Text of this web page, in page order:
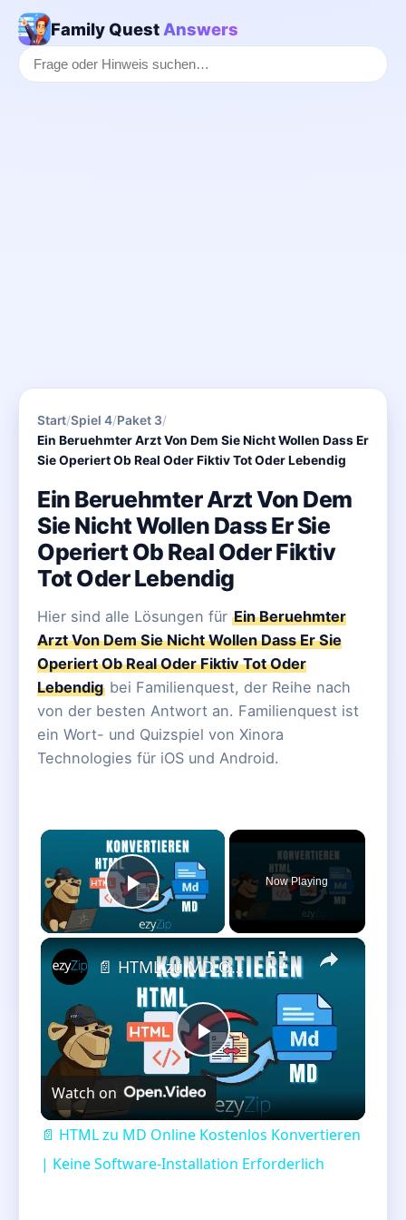
Family Quest Answers
Start/Spiel 4/Paket 3/
Ein Beruehmter Arzt Von Dem Sie Nicht Wollen Dass Er
Sie Operiert Ob Real Oder Fiktiv Tot Oder Lebendig
Ein Beruehmter Arzt Von Dem
Sie Nicht Wollen Dass Er Sie
Operiert Ob Real Oder Fiktiv
Tot Oder Lebendig
Hier sind alle Lösungen für Ein Beruehmter
Arzt Von Dem Sie Nicht Wollen Dass Er Sie
Operiert Ob Real Oder Fiktiv Tot Oder
Lebendig bei Familienquest, der Reihe nach
von der besten Antwort an. Familienquest ist
ein Wort- und Quizspiel von Xinora
Technologies für iOS und Android.
×
Play Video
Now Playing
×
Play
Video
📄 HTML zu MD Online Kostenlos Konvertieren | Keine Software-Installation Erforderlich
Watch on
📄 HTML zu MD Online Kostenlos Konvertieren
| Keine Software-Installation Erforderlich